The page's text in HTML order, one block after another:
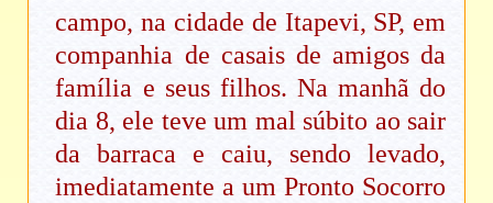
campo, na cidade de Itapevi, SP, em
companhia de casais de amigos da
família e seus filhos. Na manhã do
dia 8, ele teve um mal súbito ao sair
da barraca e caiu, sendo levado,
imediatamente a um Pronto Socorro